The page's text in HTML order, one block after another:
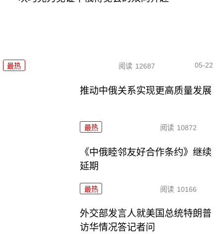
最热 阅读 12687 05-22
推动中俄关系实现更高质量发展
最热 阅读 10872
《中俄睦邻友好合作条约》继续
延期
最热 阅读 10166
外交部发言人就美国总统特朗普
访华情况答记者问